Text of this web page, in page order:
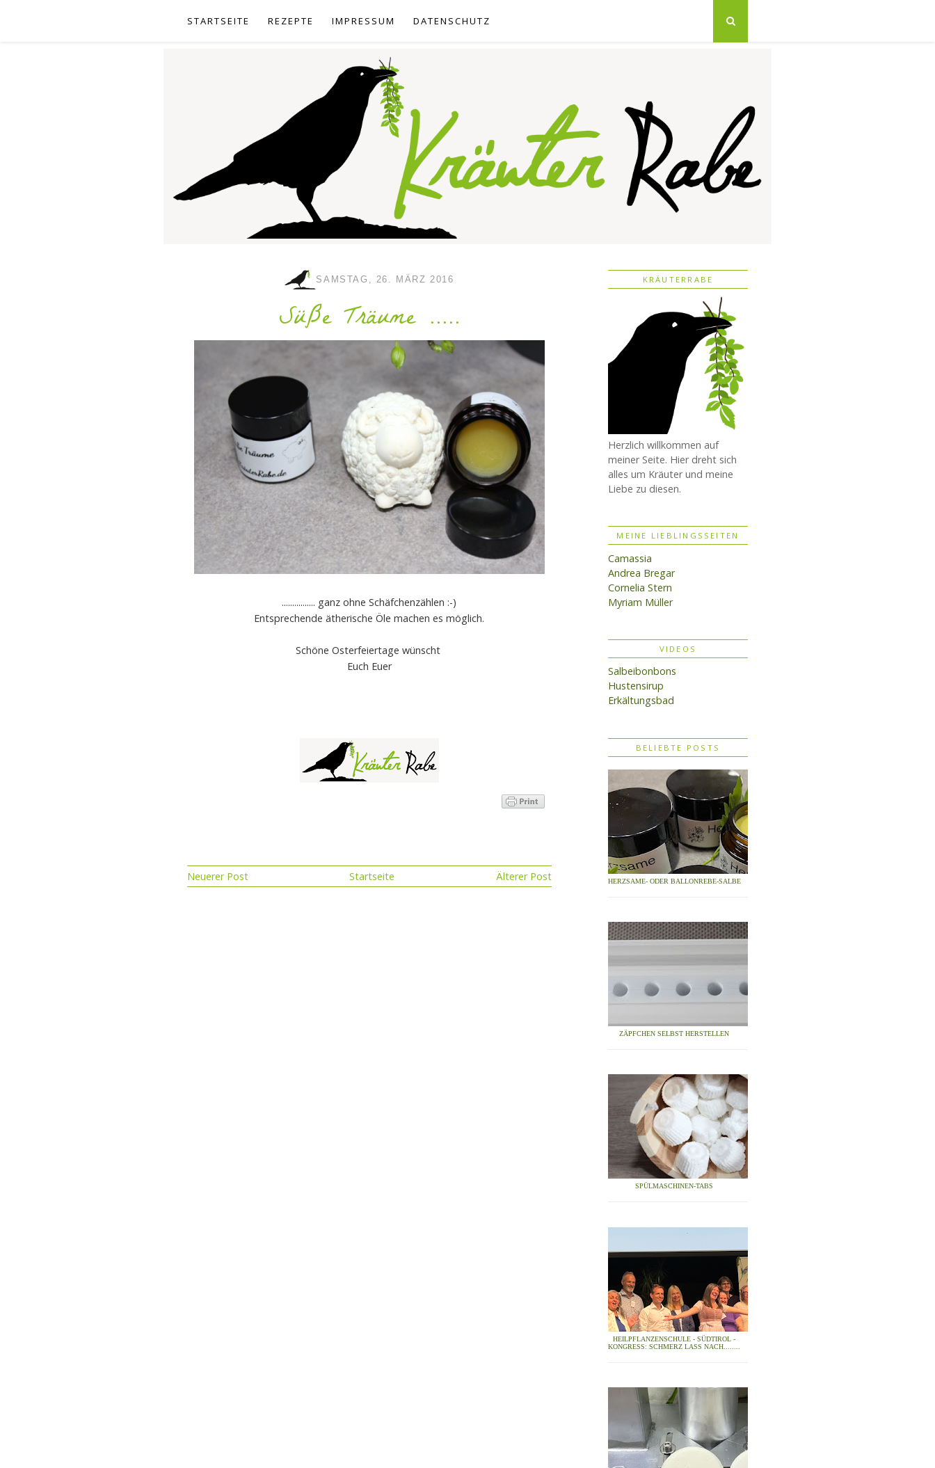
STARTSEITE REZEPTE IMPRESSUM DATENSCHUTZ
SAMSTAG, 26. MÄRZ 2016
Süße Träume .....
................ ganz ohne Schäfchenzählen :-)
Entsprechende ätherische Öle machen es möglich.
Schöne Osterfeiertage wünscht
Euch Euer
Neuerer Post Älterer Post
Startseite
KRÄUTERRABE
Herzlich willkommen auf
meiner Seite. Hier dreht sich
alles um Kräuter und meine
Liebe zu diesen.
MEINE LIEBLINGSSEITEN
Camassia
Andrea Bregar
Cornelia Stern
Myriam Müller
VIDEOS
Salbeibonbons
Hustensirup
Erkältungsbad
BELIEBTE POSTS
HERZSAME- ODER BALLONREBE-SALBE
ZÄPFCHEN SELBST HERSTELLEN
SPÜLMASCHINEN-TABS
HEILPFLANZENSCHULE - SÜDTIROL -
KONGRESS: SCHMERZ LASS NACH........